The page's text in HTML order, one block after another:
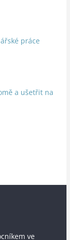
práce
a ušetřit na
ve